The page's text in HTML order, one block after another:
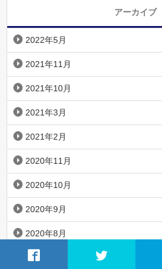
アーカイブ
2022年5月
2021年11月
2021年10月
2021年3月
2021年2月
2020年11月
2020年10月
2020年9月
2020年8月
2020年4月